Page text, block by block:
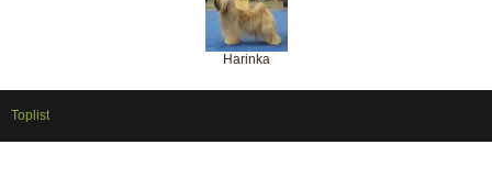
Harinka
Toplist